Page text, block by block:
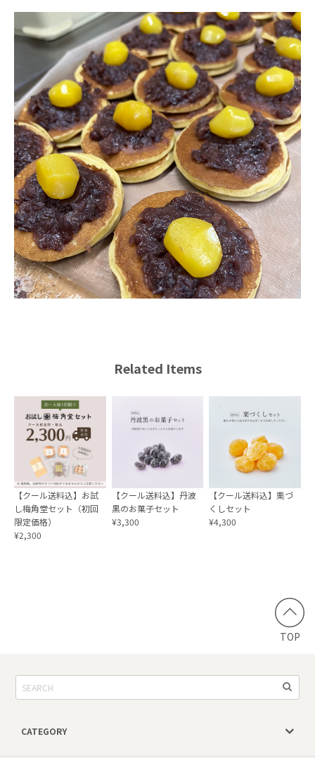
Related Items
【クール送料込】お試
し梅角堂セット（初回
限定価格）
¥2,300
【クール送料込】丹波
黒のお菓子セット
¥3,300
【クール送料込】栗づ
くしセット
¥4,300
TOP
CATEGORY